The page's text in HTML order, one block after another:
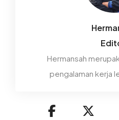
Hermansah
pengalaman kerja